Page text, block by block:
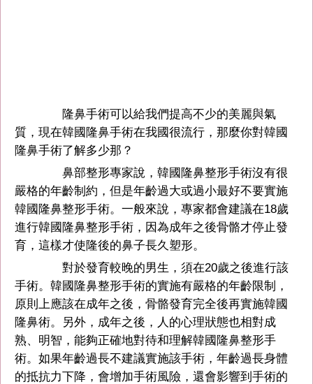
隆鼻手術可以給我們提高不少的美麗與氣
質，現在韓國隆鼻手術在我國很流行，那麼你對韓國
隆鼻手術了解多少那？
鼻部整形專家說，韓國隆鼻整形手術沒有很
嚴格的年齡制約，但是年齡過大或過小最好不要實施
韓國隆鼻整形手術。一般來說，專家都會建議在18歲
進行韓國隆鼻整形手術，因為成年之後骨骼才停止發
育，這樣才使隆後的鼻子長久塑形。
對於發育較晚的男生，須在20歲之後進行該
手術。韓國隆鼻整形手術的實施有嚴格的年齡限制，
原則上應該在成年之後，骨骼發育完全後再實施韓國
隆鼻術。另外，成年之後，人的心理狀態也相對成
熟、明智，能夠正確地對待和理解韓國隆鼻整形手
術。如果年齡過長不建議實施該手術，年齡過長身體
的抵抗力下降，會增加手術風險，還會影響到手術的